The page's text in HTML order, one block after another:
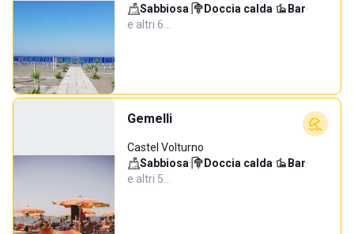
Sabbiosa· Doccia calda· Bar·
e altri 6…
Gemelli
Castel Volturno
Sabbiosa· Doccia calda· Bar·
e altri 5…